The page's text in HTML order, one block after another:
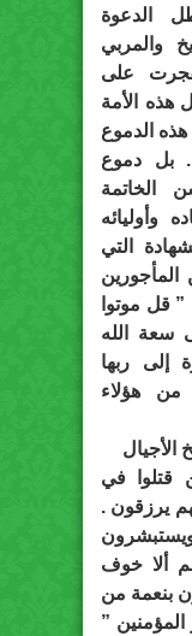
الدعوة
والمربي
على
هذه الأمة
الدموع
بل دموع
الخاتمة
وأوليائه
التي
” قل موتوا
سعة الله
إلى ربها
من هؤلاء
الأجيال
قتلوا في
يرزقون .
ألا خوف
بنعمة من
المؤمنين ”